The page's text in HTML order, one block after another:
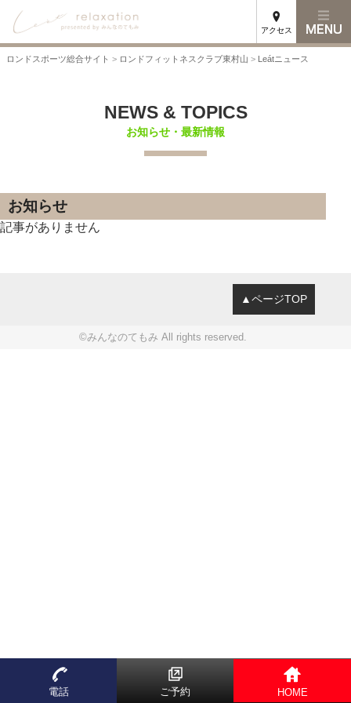
アクセス
ロンドスポーツ総合サイト > ロンドフィットネスクラブ東村山 > Leátニュース
NEWS & TOPICS
お知らせ・最新情報
お知らせ
記事がありません
▲ページTOP
©みんなのてもみ All rights reserved.
電話 ご予約 HOME